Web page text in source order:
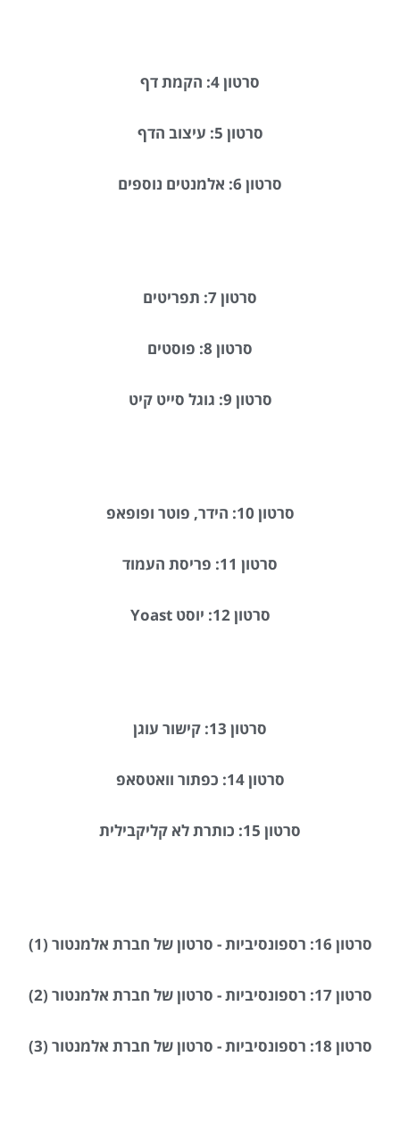
סרטון 4: הקמת דף
סרטון 5: עיצוב הדף
סרטון 6: אלמנטים נוספים
סרטון 7: תפריטים
סרטון 8: פוסטים
סרטון 9: גוגל סייט קיט
סרטון 10: הידר, פוטר ופופאפ
סרטון 11: פריסת העמוד
סרטון 12: יוסט Yoast
סרטון 13: קישור עוגן
סרטון 14: כפתור וואטסאפ
סרטון 15: כותרת לא קליקבילית
סרטון 16: רספונסיביות - סרטון של חברת אלמנטור (1)
סרטון 17: רספונסיביות - סרטון של חברת אלמנטור (2)
סרטון 18: רספונסיביות - סרטון של חברת אלמנטור (3)